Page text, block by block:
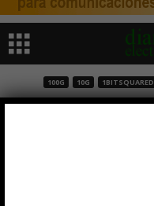
100G 10G 1BITSQUARED